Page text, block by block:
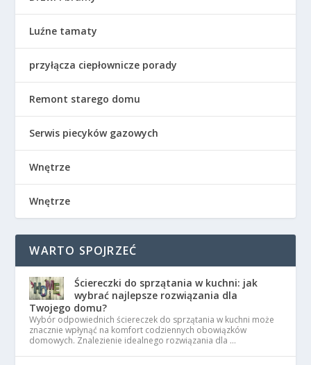
Luźne tamaty
przyłącza ciepłownicze porady
Remont starego domu
Serwis piecyków gazowych
Wnętrze
Wnętrze
WARTO SPOJRZEĆ
Ściereczki do sprzątania w kuchni: jak
wybrać najlepsze rozwiązania dla
Twojego domu?
Wybór odpowiednich ściereczek do sprzątania w kuchni może
znacznie wpłynąć na komfort codziennych obowiązków
domowych. Znalezienie idealnego rozwiązania dla …